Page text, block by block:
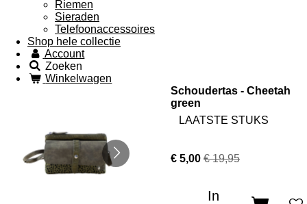
Riemen
Sieraden
Telefoonaccessoires
Shop hele collectie
Account
Zoeken
Winkelwagen
Schoudertas - Cheetah
green
LAATSTE STUKS
€ 5,00 € 19,95
In